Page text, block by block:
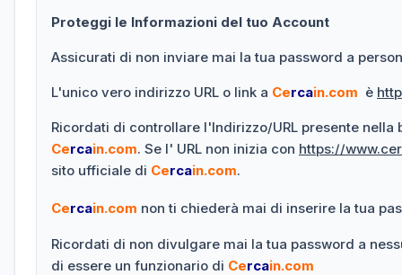
Proteggi le Informazioni del tuo Account
Assicurati di non inviare mai la tua password a
L'unico vero indirizzo URL o link a Cercain.com è
Ricordati di controllare l'Indirizzo/URL presente nella
Cercain.com. Se l' URL non inizia con https://
sito ufficiale di Cercain.com.
Cercain.com non ti chiederà mai di inserire la tua
Ricordati di non divulgare mai la tua password a
di essere un funzionario di Cercain.com